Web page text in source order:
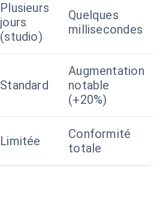
Plusieurs
jours
(studio)
Quelques
millisecondes
Standard
Augmentation
notable
(+20%)
Limitée
Conformité
totale